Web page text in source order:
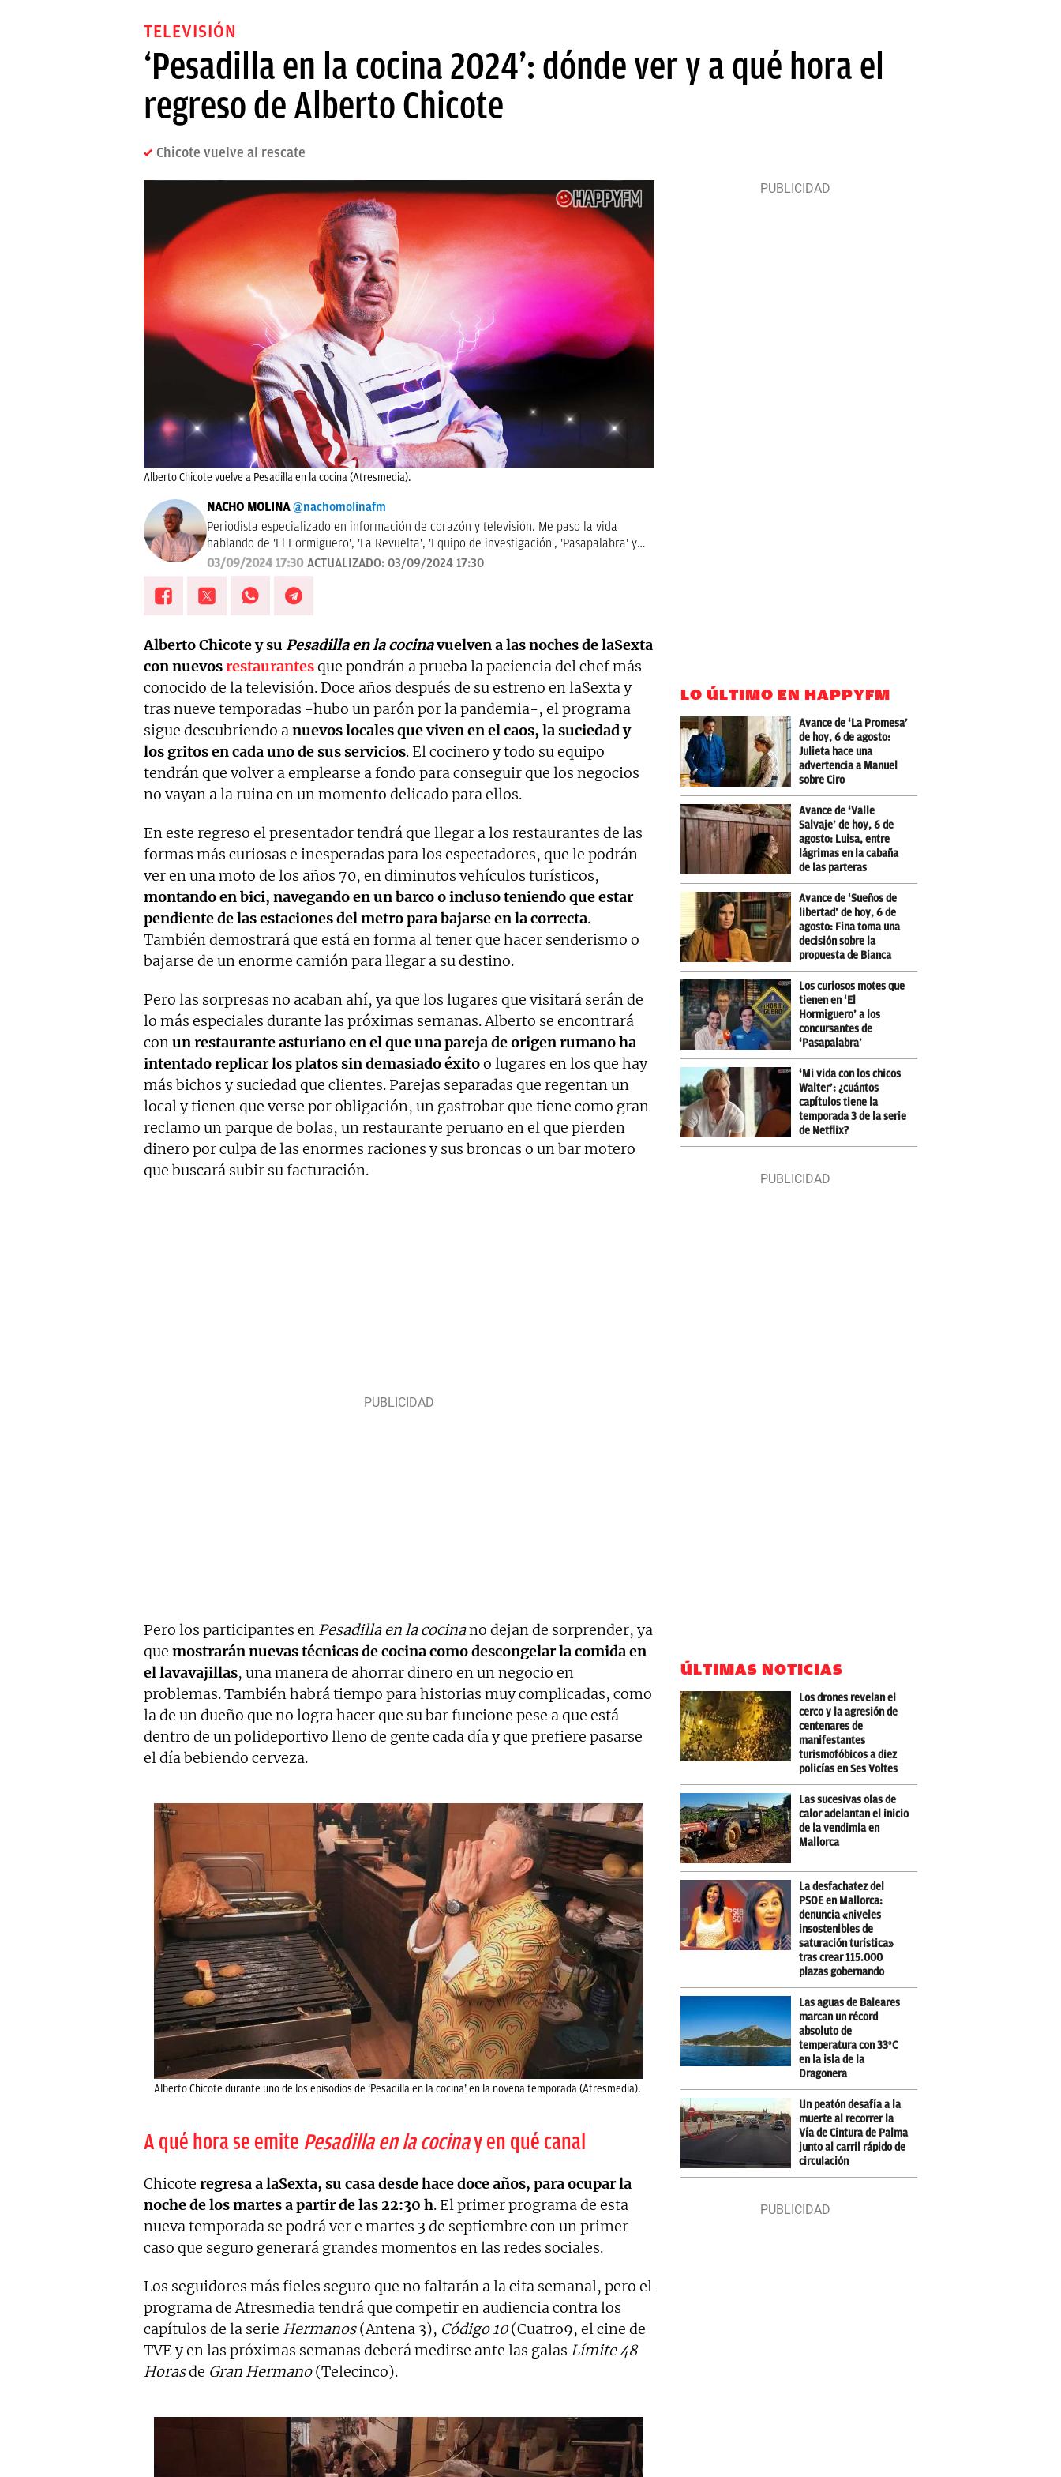
TELEVISIÓN
‘Pesadilla en la cocina 2024’: dónde ver y a qué hora el
regreso de Alberto Chicote
Chicote vuelve al rescate
Alberto Chicote vuelve a Pesadilla en la cocina (Atresmedia).
NACHO MOLINA @nachomolinafm
Periodista especializado en información de corazón y televisión. Me paso la vida
hablando de 'El Hormiguero', 'La Revuelta', 'Equipo de investigación', 'Pasapalabra' y
me encanta estudiar las audiencias de televisión cada mañana. Tampoco me pierdo
03/09/2024 17:30 ACTUALIZADO: 03/09/2024 17:30
Alberto Chicote y su Pesadilla en la cocinavuelven a las noches de laSexta
con nuevosrestaurantesque pondrán a prueba la paciencia del chef más
conocido de la televisión. Doce años después de su estreno en laSexta y
tras nueve temporadas -hubo un parón por la pandemia-, el programa
sigue descubriendo anuevos locales que viven en el caos, la suciedad y
los gritos en cada uno de sus servicios. El cocinero y todo su equipo
tendrán que volver a emplearse a fondo para conseguir que los negocios
no vayan a la ruina en un momento delicado para ellos.
En este regreso el presentador tendrá que llegar a los restaurantes de las
formas más curiosas e inesperadas para los espectadores, que le podrán
ver en una moto de los años 70, en diminutos vehículos turísticos,
montando en bici, navegando en un barco o incluso teniendo que estar
pendiente de las estaciones del metro para bajarse en la correcta.
También demostrará que está en forma al tener que hacer senderismo o
bajarse de un enorme camión para llegar a su destino.
Pero las sorpresas no acaban ahí, ya que los lugares que visitará serán de
lo más especiales durante las próximas semanas. Alberto se encontrará
conun restaurante asturiano en el que una pareja de origen rumano ha
intentado replicar los platos sin demasiado éxitoo lugares en los que hay
más bichos y suciedad que clientes. Parejas separadas que regentan un
local y tienen que verse por obligación, un gastrobar que tiene como gran
reclamo un parque de bolas, un restaurante peruano en el que pierden
dinero por culpa de las enormes raciones y sus broncas o un bar motero
que buscará subir su facturación.
Pero los participantes en Pesadilla en la cocinano dejan de sorprender, ya
que mostrarán nuevas técnicas de cocina como descongelar la comida en
el lavavajillas, una manera de ahorrar dinero en un negocio en
problemas. También habrá tiempo para historias muy complicadas, como
la de un dueño que no logra hacer que su bar funcione pese a que está
dentro de un polideportivo lleno de gente cada día y que prefiere pasarse
el día bebiendo cerveza.
Alberto Chicote durante uno de los episodios de ‘Pesadilla en la cocina’ en la novena temporada (Atresmedia).
A qué hora se emite Pesadilla en la cocinay en qué canal
Chicote regresa a laSexta, su casa desde hace doce años, para ocupar la
noche de los martes a partir de las 22:30 h. El primer programa de esta
nueva temporada se podrá ver e martes 3 de septiembre con un primer
caso que seguro generará grandes momentos en las redes sociales.
Los seguidores más fieles seguro que no faltarán a la cita semanal, pero el
programa de Atresmedia tendrá que competir en audiencia contra los
capítulos de la serie Hermanos(Antena 3), Código 10(Cuatro9, el cine de
TVE y en las próximas semanas deberá medirse ante las galas Límite 48
Horasde Gran Hermano(Telecinco).
LO ÚLTIMO EN HAPPYFM
Avance de ‘La Promesa’
de hoy, 6 de agosto:
Julieta hace una
advertencia a Manuel
sobre Ciro
Avance de ‘Valle
Salvaje’ de hoy, 6 de
agosto: Luisa, entre
lágrimas en la cabaña
de las parteras
Avance de ‘Sueños de
libertad’ de hoy, 6 de
agosto: Fina toma una
decisión sobre la
propuesta de Bianca
Los curiosos motes que
tienen en ‘El
Hormiguero’ a los
concursantes de
‘Pasapalabra’
‘Mi vida con los chicos
Walter’: ¿cuántos
capítulos tiene la
temporada 3 de la serie
de Netflix?
ÚLTIMAS NOTICIAS
Los drones revelan el
cerco y la agresión de
centenares de
manifestantes
turismofóbicos a diez
policías en Ses Voltes
Las sucesivas olas de
calor adelantan el inicio
de la vendimia en
Mallorca
La desfachatez del
PSOE en Mallorca:
denuncia «niveles
insostenibles de
saturación turística»
tras crear 115.000
plazas gobernando
Las aguas de Baleares
marcan un récord
absoluto de
temperatura con 33ºC
en la isla de la
Dragonera
Un peatón desafía a la
muerte al recorrer la
Vía de Cintura de Palma
junto al carril rápido de
circulación